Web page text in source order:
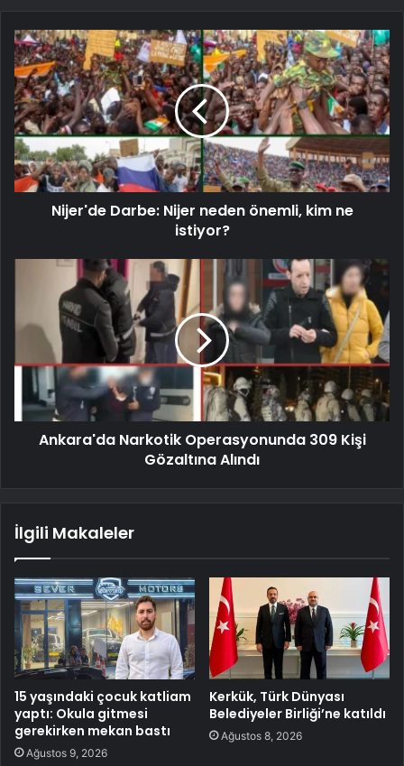
Nijer'de Darbe: Nijer neden önemli, kim ne
istiyor?
Ankara'da Narkotik Operasyonunda 309 Kişi
Gözaltına Alındı
İlgili Makaleler
15 yaşındaki çocuk katliam
yaptı: Okula gitmesi
gerekirken mekan bastı
Ağustos 9, 2026
Kerkük, Türk Dünyası
Belediyeler Birliği’ne katıldı
Ağustos 8, 2026